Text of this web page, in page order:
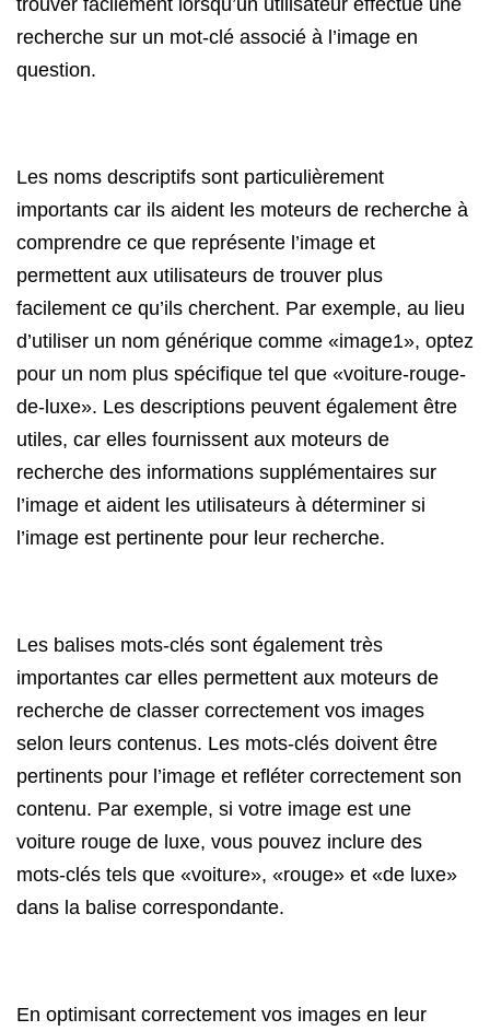
trouver facilement lorsqu’un utilisateur effectue une
recherche sur un mot-clé associé à l’image en
question.
Les noms descriptifs sont particulièrement
importants car ils aident les moteurs de recherche à
comprendre ce que représente l’image et
permettent aux utilisateurs de trouver plus
facilement ce qu’ils cherchent. Par exemple, au lieu
d’utiliser un nom générique comme «image1», optez
pour un nom plus spécifique tel que «voiture-rouge-
de-luxe». Les descriptions peuvent également être
utiles, car elles fournissent aux moteurs de
recherche des informations supplémentaires sur
l’image et aident les utilisateurs à déterminer si
l’image est pertinente pour leur recherche.
Les balises mots-clés sont également très
importantes car elles permettent aux moteurs de
recherche de classer correctement vos images
selon leurs contenus. Les mots-clés doivent être
pertinents pour l’image et refléter correctement son
contenu. Par exemple, si votre image est une
voiture rouge de luxe, vous pouvez inclure des
mots-clés tels que «voiture», «rouge» et «de luxe»
dans la balise correspondante.
En optimisant correctement vos images en leur